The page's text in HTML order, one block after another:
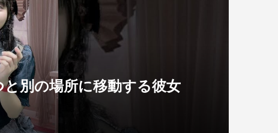
と別の場所に移動する彼女